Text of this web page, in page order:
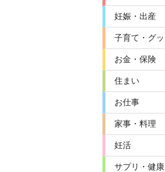
妊娠・出産
子育て・グ
お金・保険
住まい
お仕事
家事・料理
妊活
サプリ・健康